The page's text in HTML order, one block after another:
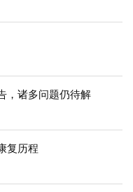
，诸多问题仍待解
复历程